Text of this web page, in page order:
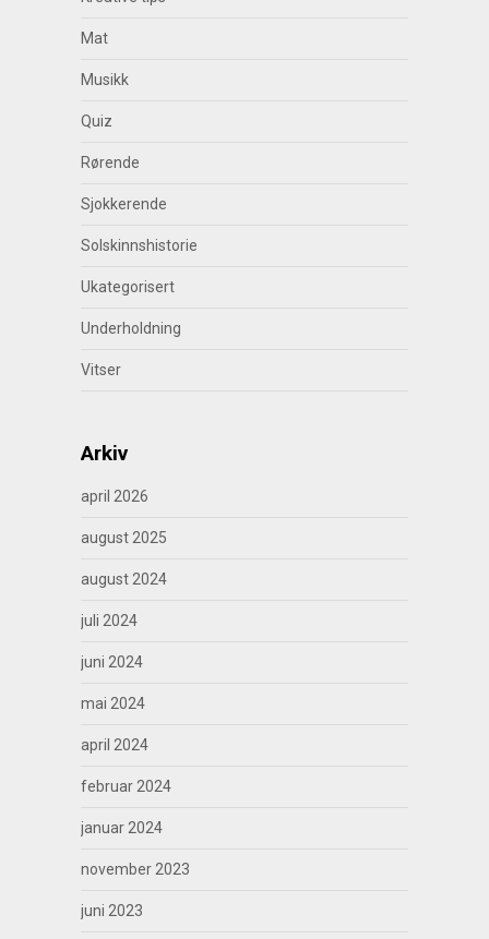
Mat
Musikk
Quiz
Rørende
Sjokkerende
Solskinnshistorie
Ukategorisert
Underholdning
Vitser
Arkiv
april 2026
august 2025
august 2024
juli 2024
juni 2024
mai 2024
april 2024
februar 2024
januar 2024
november 2023
juni 2023